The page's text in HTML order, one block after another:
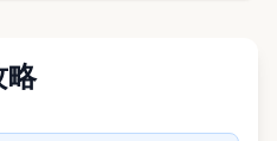
略
動画を再生